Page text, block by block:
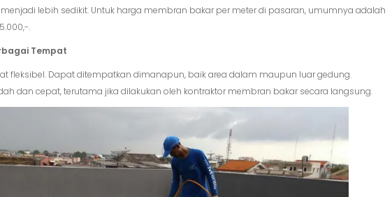
lebih sedikit. Untuk harga membran bakar per meter di pasaran, umumnya adalah
.
Tempat
fleksibel. Dapat ditempatkan dimanapun, baik area dalam maupun luar gedung.
dan cepat, terutama jika dilakukan oleh kontraktor membran bakar secara langsung.